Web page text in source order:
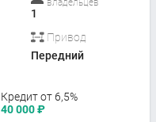
1
Привод
Передний
Кредит от 6,5%
40 000₽